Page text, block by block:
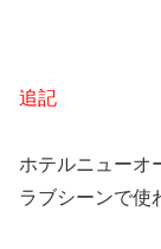
追記
ホテルニューオ
ラブシーンで使